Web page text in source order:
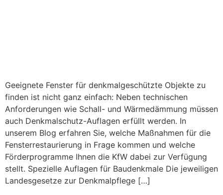
Geeignete Fenster für denkmalgeschützte Objekte zu
finden ist nicht ganz einfach: Neben technischen
Anforderungen wie Schall- und Wärmedämmung müssen
auch Denkmalschutz-Auflagen erfüllt werden. In
unserem Blog erfahren Sie, welche Maßnahmen für die
Fensterrestaurierung in Frage kommen und welche
Förderprogramme Ihnen die KfW dabei zur Verfügung
stellt. Spezielle Auflagen für Baudenkmale Die jeweiligen
Landesgesetze zur Denkmalpflege […]